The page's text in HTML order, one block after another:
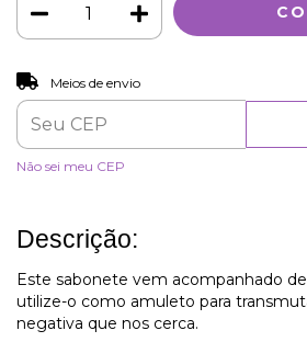
Entregas para o CEP:
Meios de envio
Não sei meu CEP
Descrição:
Este sabonete vem acompanhado
utilize-o como amuleto para
negativa que nos cerca.